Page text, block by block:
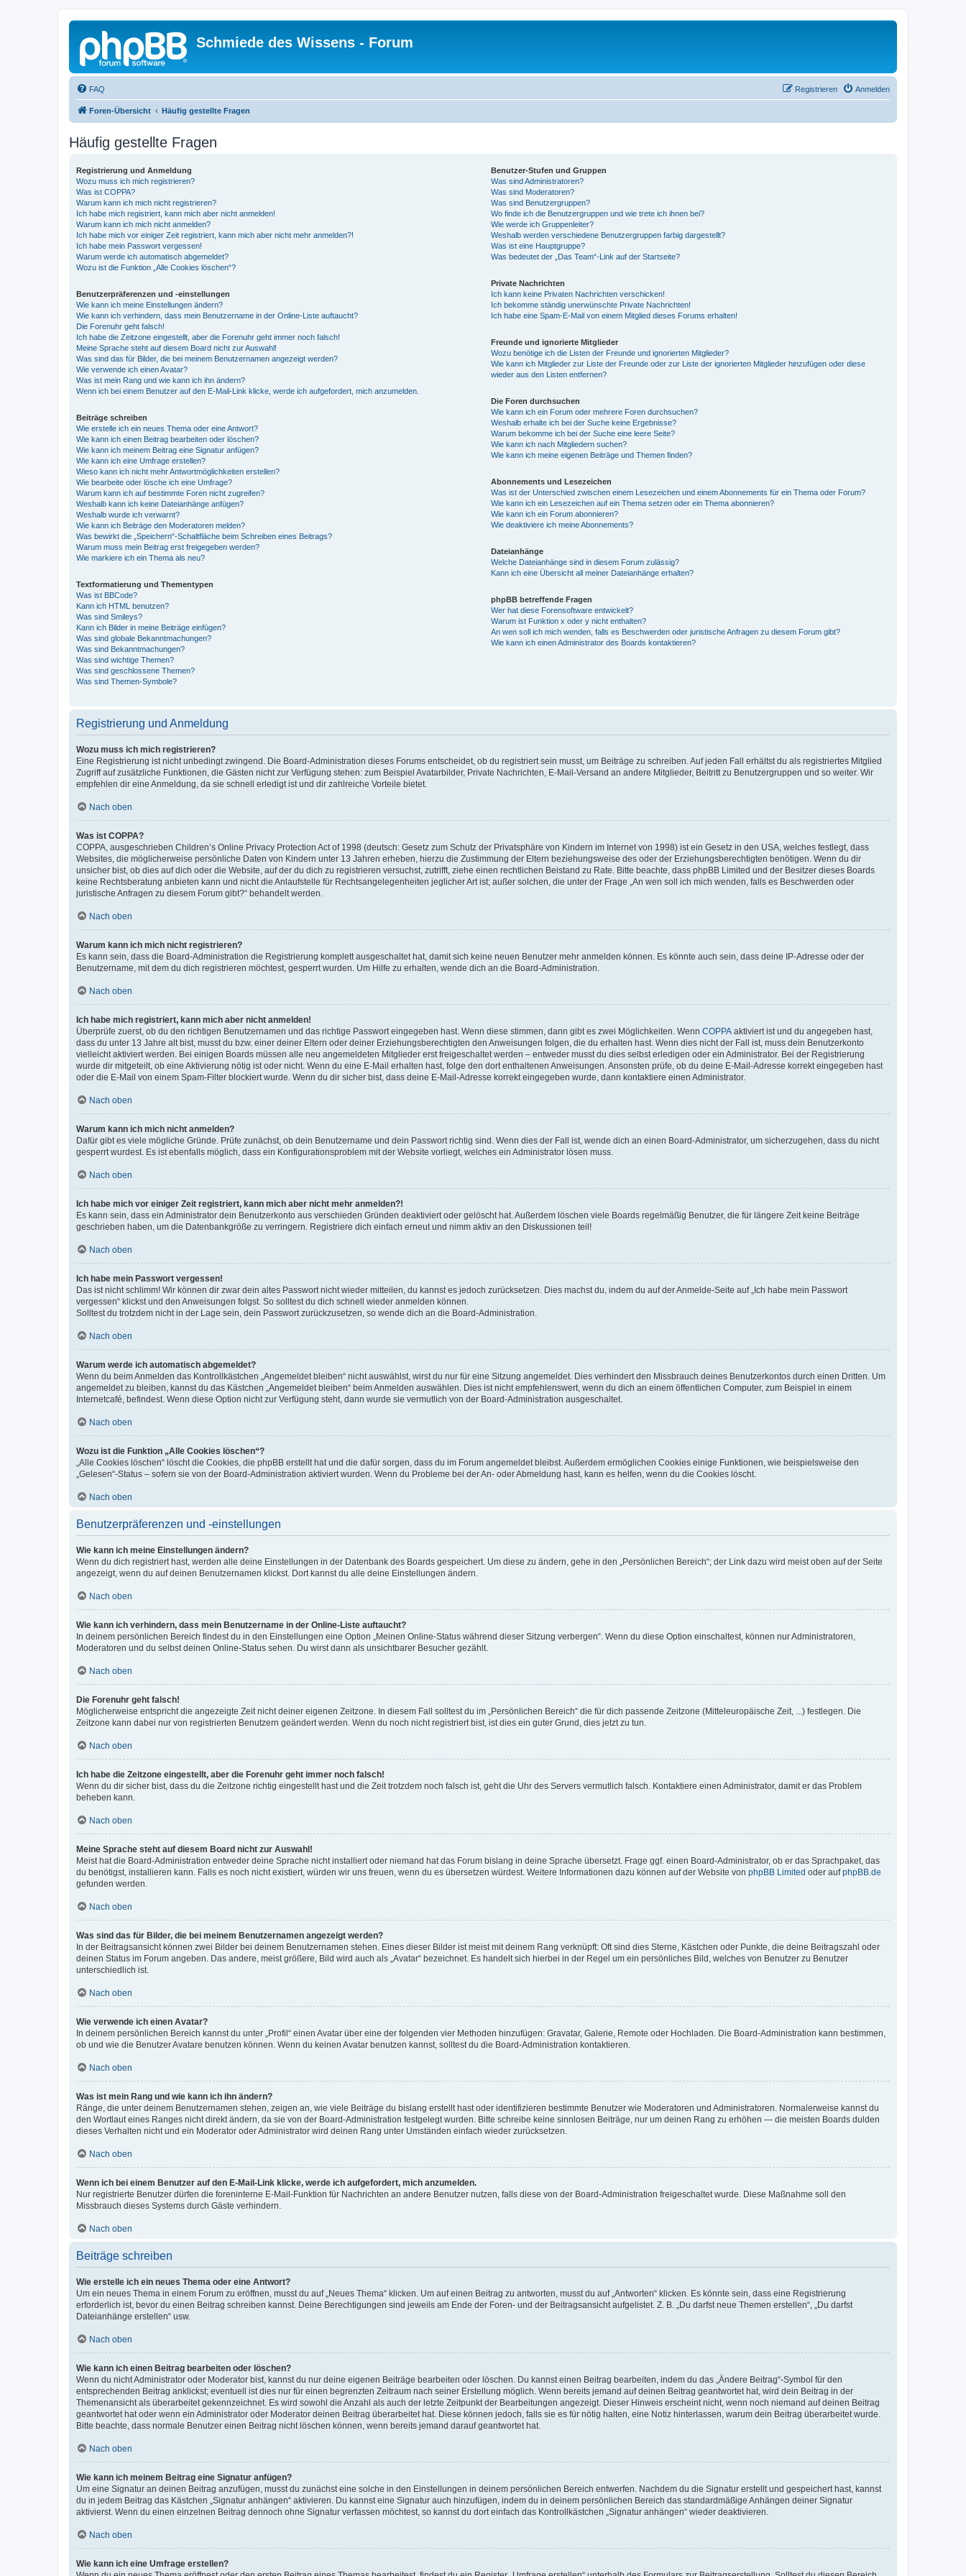
Schmiede des Wissens - Forum
FAQ Anmelden
Registrieren
Foren-Übersicht Häufig gestellte Fragen
Häufig gestellte Fragen
Registrierung und Anmeldung
Wozu muss ich mich registrieren?
Was ist COPPA?
Warum kann ich mich nicht registrieren?
Ich habe mich registriert, kann mich aber nicht anmelden!
Warum kann ich mich nicht anmelden?
Ich habe mich vor einiger Zeit registriert, kann mich aber nicht mehr anmelden?!
Ich habe mein Passwort vergessen!
Warum werde ich automatisch abgemeldet?
Wozu ist die Funktion „Alle Cookies löschen“?
Benutzerpräferenzen und -einstellungen
Wie kann ich meine Einstellungen ändern?
Wie kann ich verhindern, dass mein Benutzername in der Online-Liste auftaucht?
Die Forenuhr geht falsch!
Ich habe die Zeitzone eingestellt, aber die Forenuhr geht immer noch falsch!
Meine Sprache steht auf diesem Board nicht zur Auswahl!
Was sind das für Bilder, die bei meinem Benutzernamen angezeigt werden?
Wie verwende ich einen Avatar?
Was ist mein Rang und wie kann ich ihn ändern?
Wenn ich bei einem Benutzer auf den E-Mail-Link klicke, werde ich aufgefordert, mich anzumelden.
Beiträge schreiben
Wie erstelle ich ein neues Thema oder eine Antwort?
Wie kann ich einen Beitrag bearbeiten oder löschen?
Wie kann ich meinem Beitrag eine Signatur anfügen?
Wie kann ich eine Umfrage erstellen?
Wieso kann ich nicht mehr Antwortmöglichkeiten erstellen?
Wie bearbeite oder lösche ich eine Umfrage?
Warum kann ich auf bestimmte Foren nicht zugreifen?
Weshalb kann ich keine Dateianhänge anfügen?
Weshalb wurde ich verwarnt?
Wie kann ich Beiträge den Moderatoren melden?
Was bewirkt die „Speichern“-Schaltfläche beim Schreiben eines Beitrags?
Warum muss mein Beitrag erst freigegeben werden?
Wie markiere ich ein Thema als neu?
Textformatierung und Thementypen
Was ist BBCode?
Kann ich HTML benutzen?
Was sind Smileys?
Kann ich Bilder in meine Beiträge einfügen?
Was sind globale Bekanntmachungen?
Was sind Bekanntmachungen?
Was sind wichtige Themen?
Was sind geschlossene Themen?
Was sind Themen-Symbole?
Benutzer-Stufen und Gruppen
Was sind Administratoren?
Was sind Moderatoren?
Was sind Benutzergruppen?
Wo finde ich die Benutzergruppen und wie trete ich ihnen bei?
Wie werde ich Gruppenleiter?
Weshalb werden verschiedene Benutzergruppen farbig dargestellt?
Was ist eine Hauptgruppe?
Was bedeutet der „Das Team“-Link auf der Startseite?
Private Nachrichten
Ich kann keine Privaten Nachrichten verschicken!
Ich bekomme ständig unerwünschte Private Nachrichten!
Ich habe eine Spam-E-Mail von einem Mitglied dieses Forums erhalten!
Freunde und ignorierte Mitglieder
Wozu benötige ich die Listen der Freunde und ignorierten Mitglieder?
Wie kann ich Mitglieder zur Liste der Freunde oder zur Liste der ignorierten Mitglieder hinzufügen oder diese
wieder aus den Listen entfernen?
Die Foren durchsuchen
Wie kann ich ein Forum oder mehrere Foren durchsuchen?
Weshalb erhalte ich bei der Suche keine Ergebnisse?
Warum bekomme ich bei der Suche eine leere Seite?
Wie kann ich nach Mitgliedern suchen?
Wie kann ich meine eigenen Beiträge und Themen finden?
Abonnements und Lesezeichen
Was ist der Unterschied zwischen einem Lesezeichen und einem Abonnements für ein Thema oder Forum?
Wie kann ich ein Lesezeichen auf ein Thema setzen oder ein Thema abonnieren?
Wie kann ich ein Forum abonnieren?
Wie deaktiviere ich meine Abonnements?
Dateianhänge
Welche Dateianhänge sind in diesem Forum zulässig?
Kann ich eine Übersicht all meiner Dateianhänge erhalten?
phpBB betreffende Fragen
Wer hat diese Forensoftware entwickelt?
Warum ist Funktion x oder y nicht enthalten?
An wen soll ich mich wenden, falls es Beschwerden oder juristische Anfragen zu diesem Forum gibt?
Wie kann ich einen Administrator des Boards kontaktieren?
Registrierung und Anmeldung
Wozu muss ich mich registrieren?
Eine Registrierung ist nicht unbedingt zwingend. Die Board-Administration dieses Forums entscheidet, ob du registriert sein musst, um Beiträge zu schreiben. Auf jeden Fall erhältst du als registriertes Mitglied
Zugriff auf zusätzliche Funktionen, die Gästen nicht zur Verfügung stehen: zum Beispiel Avatarbilder, Private Nachrichten, E-Mail-Versand an andere Mitglieder, Beitritt zu Benutzergruppen und so weiter. Wir
empfehlen dir eine Anmeldung, da sie schnell erledigt ist und dir zahlreiche Vorteile bietet.
Nach oben
Was ist COPPA?
COPPA, ausgeschrieben Children’s Online Privacy Protection Act of 1998 (deutsch: Gesetz zum Schutz der Privatsphäre von Kindern im Internet von 1998) ist ein Gesetz in den USA, welches festlegt, dass
Websites, die möglicherweise persönliche Daten von Kindern unter 13 Jahren erheben, hierzu die Zustimmung der Eltern beziehungsweise des oder der Erziehungsberechtigten benötigen. Wenn du dir
unsicher bist, ob dies auf dich oder die Website, auf der du dich zu registrieren versuchst, zutrifft, ziehe einen rechtlichen Beistand zu Rate. Bitte beachte, dass phpBB Limited und der Besitzer dieses Boards
keine Rechtsberatung anbieten kann und nicht die Anlaufstelle für Rechtsangelegenheiten jeglicher Art ist; außer solchen, die unter der Frage „An wen soll ich mich wenden, falls es Beschwerden oder
juristische Anfragen zu diesem Forum gibt?“ behandelt werden.
Nach oben
Warum kann ich mich nicht registrieren?
Es kann sein, dass die Board-Administration die Registrierung komplett ausgeschaltet hat, damit sich keine neuen Benutzer mehr anmelden können. Es könnte auch sein, dass deine IP-Adresse oder der
Benutzername, mit dem du dich registrieren möchtest, gesperrt wurden. Um Hilfe zu erhalten, wende dich an die Board-Administration.
Nach oben
Ich habe mich registriert, kann mich aber nicht anmelden!
Überprüfe zuerst, ob du den richtigen Benutzernamen und das richtige Passwort eingegeben hast. Wenn diese stimmen, dann gibt es zwei Möglichkeiten. Wenn COPPA aktiviert ist und du angegeben hast,
dass du unter 13 Jahre alt bist, musst du bzw. einer deiner Eltern oder deiner Erziehungsberechtigten den Anweisungen folgen, die du erhalten hast. Wenn dies nicht der Fall ist, muss dein Benutzerkonto
vielleicht aktiviert werden. Bei einigen Boards müssen alle neu angemeldeten Mitglieder erst freigeschaltet werden – entweder musst du dies selbst erledigen oder ein Administrator. Bei der Registrierung
wurde dir mitgeteilt, ob eine Aktivierung nötig ist oder nicht. Wenn du eine E-Mail erhalten hast, folge den dort enthaltenen Anweisungen. Ansonsten prüfe, ob du deine E-Mail-Adresse korrekt eingegeben hast
oder die E-Mail von einem Spam-Filter blockiert wurde. Wenn du dir sicher bist, dass deine E-Mail-Adresse korrekt eingegeben wurde, dann kontaktiere einen Administrator.
Nach oben
Warum kann ich mich nicht anmelden?
Dafür gibt es viele mögliche Gründe. Prüfe zunächst, ob dein Benutzername und dein Passwort richtig sind. Wenn dies der Fall ist, wende dich an einen Board-Administrator, um sicherzugehen, dass du nicht
gesperrt wurdest. Es ist ebenfalls möglich, dass ein Konfigurationsproblem mit der Website vorliegt, welches ein Administrator lösen muss.
Nach oben
Ich habe mich vor einiger Zeit registriert, kann mich aber nicht mehr anmelden?!
Es kann sein, dass ein Administrator dein Benutzerkonto aus verschieden Gründen deaktiviert oder gelöscht hat. Außerdem löschen viele Boards regelmäßig Benutzer, die für längere Zeit keine Beiträge
geschrieben haben, um die Datenbankgröße zu verringern. Registriere dich einfach erneut und nimm aktiv an den Diskussionen teil!
Nach oben
Ich habe mein Passwort vergessen!
Das ist nicht schlimm! Wir können dir zwar dein altes Passwort nicht wieder mitteilen, du kannst es jedoch zurücksetzen. Dies machst du, indem du auf der Anmelde-Seite auf „Ich habe mein Passwort
vergessen“ klickst und den Anweisungen folgst. So solltest du dich schnell wieder anmelden können.
Solltest du trotzdem nicht in der Lage sein, dein Passwort zurückzusetzen, so wende dich an die Board-Administration.
Nach oben
Warum werde ich automatisch abgemeldet?
Wenn du beim Anmelden das Kontrollkästchen „Angemeldet bleiben“ nicht auswählst, wirst du nur für eine Sitzung angemeldet. Dies verhindert den Missbrauch deines Benutzerkontos durch einen Dritten. Um
angemeldet zu bleiben, kannst du das Kästchen „Angemeldet bleiben“ beim Anmelden auswählen. Dies ist nicht empfehlenswert, wenn du dich an einem öffentlichen Computer, zum Beispiel in einem
Internetcafé, befindest. Wenn diese Option nicht zur Verfügung steht, dann wurde sie vermutlich von der Board-Administration ausgeschaltet.
Nach oben
Wozu ist die Funktion „Alle Cookies löschen“?
„Alle Cookies löschen“ löscht die Cookies, die phpBB erstellt hat und die dafür sorgen, dass du im Forum angemeldet bleibst. Außerdem ermöglichen Cookies einige Funktionen, wie beispielsweise den
„Gelesen“-Status – sofern sie von der Board-Administration aktiviert wurden. Wenn du Probleme bei der An- oder Abmeldung hast, kann es helfen, wenn du die Cookies löscht.
Nach oben
Benutzerpräferenzen und -einstellungen
Wie kann ich meine Einstellungen ändern?
Wenn du dich registriert hast, werden alle deine Einstellungen in der Datenbank des Boards gespeichert. Um diese zu ändern, gehe in den „Persönlichen Bereich“; der Link dazu wird meist oben auf der Seite
angezeigt, wenn du auf deinen Benutzernamen klickst. Dort kannst du alle deine Einstellungen ändern.
Nach oben
Wie kann ich verhindern, dass mein Benutzername in der Online-Liste auftaucht?
In deinem persönlichen Bereich findest du in den Einstellungen eine Option „Meinen Online-Status während dieser Sitzung verbergen“. Wenn du diese Option einschaltest, können nur Administratoren,
Moderatoren und du selbst deinen Online-Status sehen. Du wirst dann als unsichtbarer Besucher gezählt.
Nach oben
Die Forenuhr geht falsch!
Möglicherweise entspricht die angezeigte Zeit nicht deiner eigenen Zeitzone. In diesem Fall solltest du im „Persönlichen Bereich“ die für dich passende Zeitzone (Mitteleuropäische Zeit, ...) festlegen. Die
Zeitzone kann dabei nur von registrierten Benutzern geändert werden. Wenn du noch nicht registriert bist, ist dies ein guter Grund, dies jetzt zu tun.
Nach oben
Ich habe die Zeitzone eingestellt, aber die Forenuhr geht immer noch falsch!
Wenn du dir sicher bist, dass du die Zeitzone richtig eingestellt hast und die Zeit trotzdem noch falsch ist, geht die Uhr des Servers vermutlich falsch. Kontaktiere einen Administrator, damit er das Problem
beheben kann.
Nach oben
Meine Sprache steht auf diesem Board nicht zur Auswahl!
Meist hat die Board-Administration entweder deine Sprache nicht installiert oder niemand hat das Forum bislang in deine Sprache übersetzt. Frage ggf. einen Board-Administrator, ob er das Sprachpaket, das
du benötigst, installieren kann. Falls es noch nicht existiert, würden wir uns freuen, wenn du es übersetzen würdest. Weitere Informationen dazu können auf der Website von phpBB Limited oder aufphpBB.de
gefunden werden.
Nach oben
Was sind das für Bilder, die bei meinem Benutzernamen angezeigt werden?
In der Beitragsansicht können zwei Bilder bei deinem Benutzernamen stehen. Eines dieser Bilder ist meist mit deinem Rang verknüpft: Oft sind dies Sterne, Kästchen oder Punkte, die deine Beitragszahl oder
deinen Status im Forum angeben. Das andere, meist größere, Bild wird auch als „Avatar“ bezeichnet. Es handelt sich hierbei in der Regel um ein persönliches Bild, welches von Benutzer zu Benutzer
unterschiedlich ist.
Nach oben
Wie verwende ich einen Avatar?
In deinem persönlichen Bereich kannst du unter „Profil“ einen Avatar über eine der folgenden vier Methoden hinzufügen: Gravatar, Galerie, Remote oder Hochladen. Die Board-Administration kann bestimmen,
ob und wie die Benutzer Avatare benutzen können. Wenn du keinen Avatar benutzen kannst, solltest du die Board-Administration kontaktieren.
Nach oben
Was ist mein Rang und wie kann ich ihn ändern?
Ränge, die unter deinem Benutzernamen stehen, zeigen an, wie viele Beiträge du bislang erstellt hast oder identifizieren bestimmte Benutzer wie Moderatoren und Administratoren. Normalerweise kannst du
den Wortlaut eines Ranges nicht direkt ändern, da sie von der Board-Administration festgelegt wurden. Bitte schreibe keine sinnlosen Beiträge, nur um deinen Rang zu erhöhen — die meisten Boards dulden
dieses Verhalten nicht und ein Moderator oder Administrator wird deinen Rang unter Umständen einfach wieder zurücksetzen.
Nach oben
Wenn ich bei einem Benutzer auf den E-Mail-Link klicke, werde ich aufgefordert, mich anzumelden.
Nur registrierte Benutzer dürfen die foreninterne E-Mail-Funktion für Nachrichten an andere Benutzer nutzen, falls diese von der Board-Administration freigeschaltet wurde. Diese Maßnahme soll den
Missbrauch dieses Systems durch Gäste verhindern.
Nach oben
Beiträge schreiben
Wie erstelle ich ein neues Thema oder eine Antwort?
Um ein neues Thema in einem Forum zu eröffnen, musst du auf „Neues Thema“ klicken. Um auf einen Beitrag zu antworten, musst du auf „Antworten“ klicken. Es könnte sein, dass eine Registrierung
erforderlich ist, bevor du einen Beitrag schreiben kannst. Deine Berechtigungen sind jeweils am Ende der Foren- und der Beitragsansicht aufgelistet. Z. B. „Du darfst neue Themen erstellen“, „Du darfst
Dateianhänge erstellen“ usw.
Nach oben
Wie kann ich einen Beitrag bearbeiten oder löschen?
Wenn du nicht Administrator oder Moderator bist, kannst du nur deine eigenen Beiträge bearbeiten oder löschen. Du kannst einen Beitrag bearbeiten, indem du das „Ändere Beitrag“-Symbol für den
entsprechenden Beitrag anklickst; eventuell ist dies nur für einen begrenzten Zeitraum nach seiner Erstellung möglich. Wenn bereits jemand auf deinen Beitrag geantwortet hat, wird dein Beitrag in der
Themenansicht als überarbeitet gekennzeichnet. Es wird sowohl die Anzahl als auch der letzte Zeitpunkt der Bearbeitungen angezeigt. Dieser Hinweis erscheint nicht, wenn noch niemand auf deinen Beitrag
geantwortet hat oder wenn ein Administrator oder Moderator deinen Beitrag überarbeitet hat. Diese können jedoch, falls sie es für nötig halten, eine Notiz hinterlassen, warum dein Beitrag überarbeitet wurde.
Bitte beachte, dass normale Benutzer einen Beitrag nicht löschen können, wenn bereits jemand darauf geantwortet hat.
Nach oben
Wie kann ich meinem Beitrag eine Signatur anfügen?
Um eine Signatur an deinen Beitrag anzufügen, musst du zunächst eine solche in den Einstellungen in deinem persönlichen Bereich entwerfen. Nachdem du die Signatur erstellt und gespeichert hast, kannst
du in jedem Beitrag das Kästchen „Signatur anhängen“ aktivieren. Du kannst eine Signatur auch hinzufügen, indem du in deinem persönlichen Bereich das standardmäßige Anhängen deiner Signatur
aktivierst. Wenn du einen einzelnen Beitrag dennoch ohne Signatur verfassen möchtest, so kannst du dort einfach das Kontrollkästchen „Signatur anhängen“ wieder deaktivieren.
Nach oben
Wie kann ich eine Umfrage erstellen?